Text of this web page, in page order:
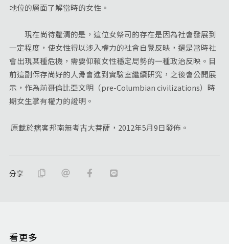
地位的層面了解當時的女性。
現在尚待釐清的是，這位女祭司的存在是因為社會發展到
一定程度，使女性得以涉入權力的社會自覺反映，還是當時社
會出現某種危機，需要仰賴女性穩定局勢的一種政治反映。目
前這副保存尚好的人骨會進到實驗室繼續研究，之後會公開展
示，作為前哥倫比亞文明（pre-Columbian civilizations）時
期女生掌有權力的證明。
原載於痞客邦南無考古大菩薩，2012年5月9日發佈。
分享
看更多